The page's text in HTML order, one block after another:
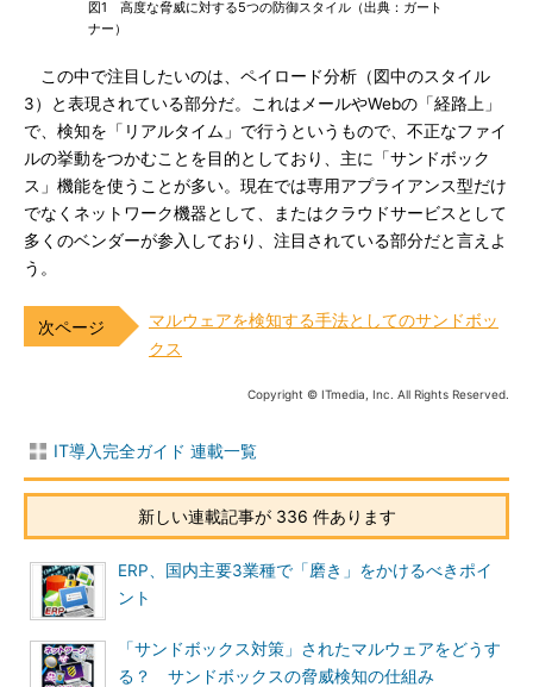
図1 高度な脅威に対する5つの防御スタイル（出典：ガート
ナー）
この中で注目したいのは、ペイロード分析（図中のスタイル
3）と表現されている部分だ。これはメールやWebの「経路上」
で、検知を「リアルタイム」で行うというもので、不正なファイ
ルの挙動をつかむことを目的としており、主に「サンドボック
ス」機能を使うことが多い。現在では専用アプライアンス型だけ
でなくネットワーク機器として、またはクラウドサービスとして
多くのベンダーが参入しており、注目されている部分だと言えよ
う。
マルウェアを検知する手法としてのサンドボッ
クス
Copyright © ITmedia, Inc. All Rights Reserved.
IT導入完全ガイド 連載一覧
新しい連載記事が 336 件あります
ERP、国内主要3業種で「磨き」をかけるべきポイ
ント
「サンドボックス対策」されたマルウェアをどうす
る？ サンドボックスの脅威検知の仕組み